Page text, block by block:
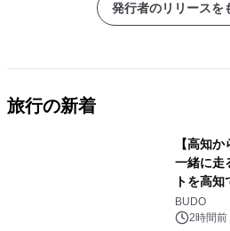
発行者のリリースを
旅行の新着
【高知
一緒に走
トを高
BUDO
2時間前